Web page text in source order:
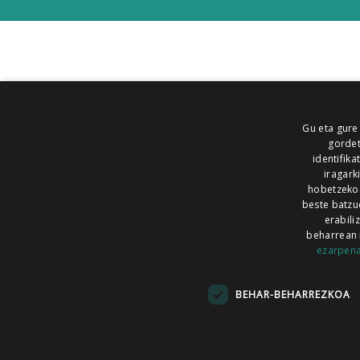
ALEA
MAILOPE NOAUA
Gu eta
hobetzeko.
beste
BEHAR-BEHARREZKOA